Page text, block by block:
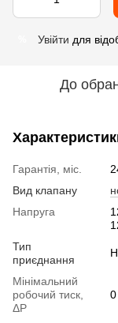
Увійти для
До
Гарантія, міс.
Вид клапану
Напруга
Тип
приєднання
Мінімальний
робочий тиск,
ΔP